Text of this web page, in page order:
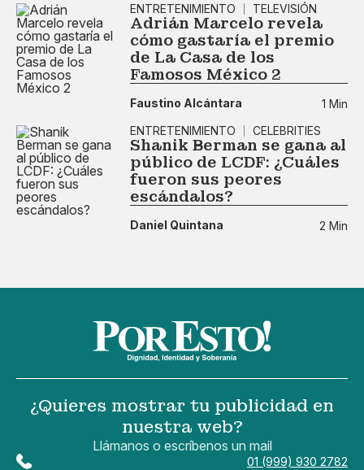
ENTRETENIMIENTO
TELEVISIÓN
Adrián Marcelo revela
cómo gastaría el premio
de La Casa de los
Famosos México 2
Faustino Alcántara
1 Min
ENTRETENIMIENTO
CELEBRITIES
Shanik Berman se gana al
público de LCDF: ¿Cuáles
fueron sus peores
escándalos?
Daniel Quintana 2 Min
¿Quieres mostrar tu publicidad en
nuestra web?
Llámanos o escríbenos un mail
01 (999) 930 2782